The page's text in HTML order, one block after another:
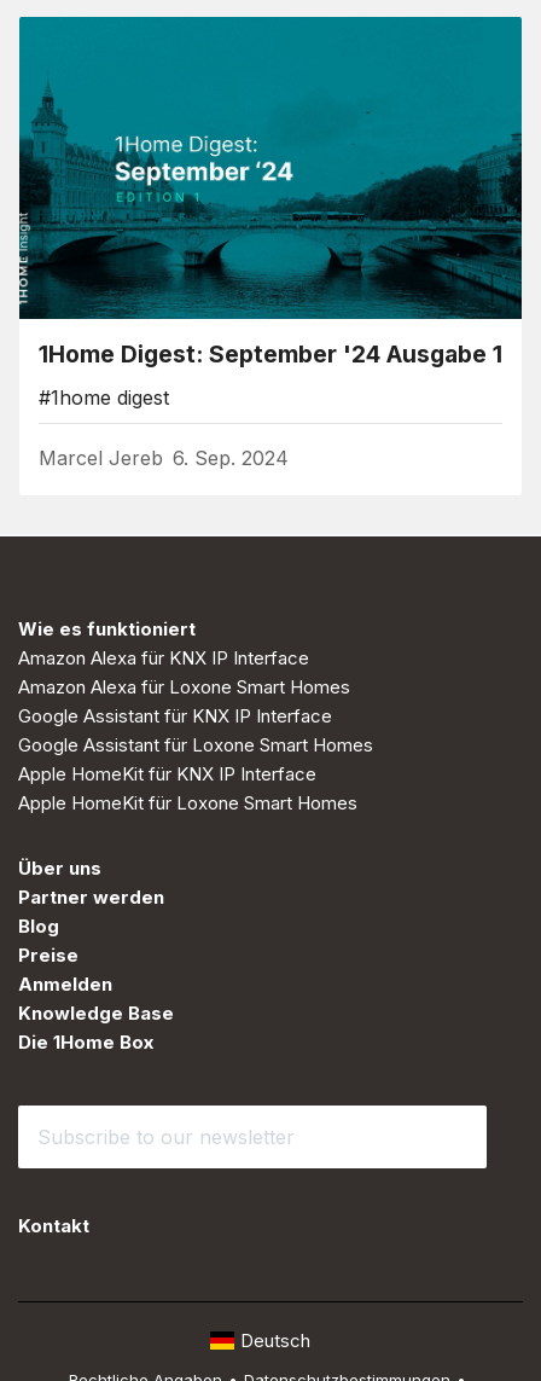
1Home Digest: September '24 Ausgabe 1
#1home digest
Marcel Jereb 6. Sep. 2024
Wie es funktioniert
Amazon Alexa für KNX IP Interface
Amazon Alexa für Loxone Smart Homes
Google Assistant für KNX IP Interface
Google Assistant für Loxone Smart Homes
Apple HomeKit für KNX IP Interface
Apple HomeKit für Loxone Smart Homes
Über uns
Partner werden
Blog
Preise
Anmelden
Knowledge Base
Die 1Home Box
Kontakt
Deutsch